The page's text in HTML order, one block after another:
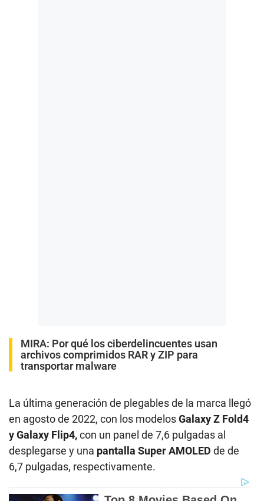
MIRA: Por qué los ciberdelincuentes usan
archivos comprimidos RAR y ZIP para
transportar malware
La última generación de plegables de la marca llegó
en agosto de 2022, con los modelosGalaxy Z Fold4
y Galaxy Flip4,con un panel de 7,6 pulgadas al
desplegarse y una pantalla Super AMOLED de de
6,7 pulgadas, respectivamente.